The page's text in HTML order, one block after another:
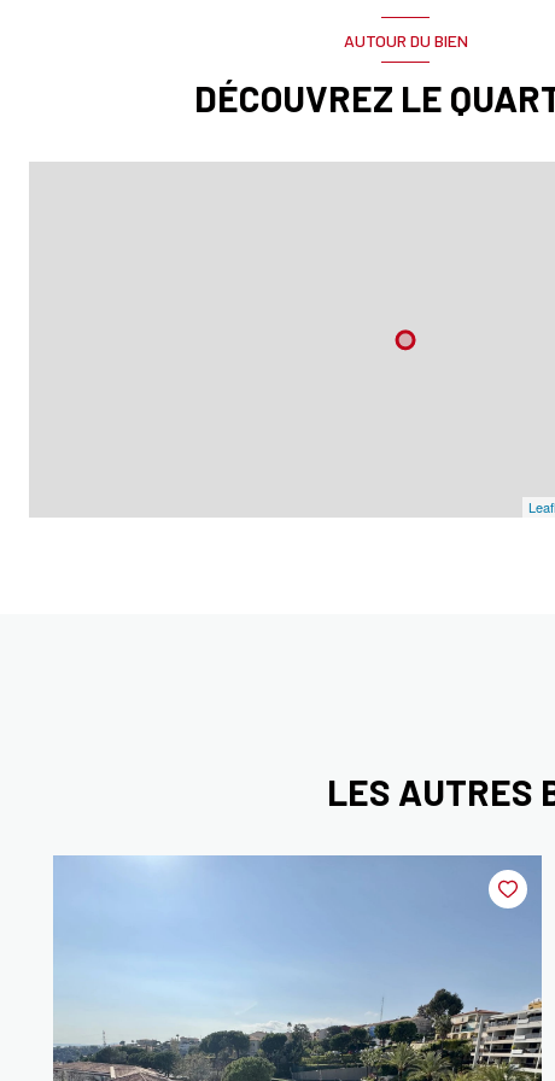
AUTOUR DU BIEN
DÉCOUVREZ LE
LES AUTRES